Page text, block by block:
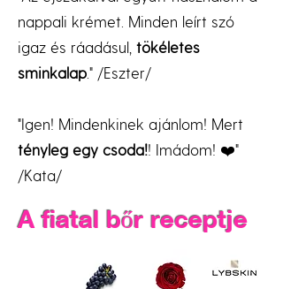
nappali krémet. Minden leírt szó
igaz és ráadásul, tökéletes
sminkalap." /Eszter/
"Igen! Mindenkinek ajánlom! Mert
tényleg egy csoda!! Imádom! ❤️"
/Kata/
A fiatal bőr receptje